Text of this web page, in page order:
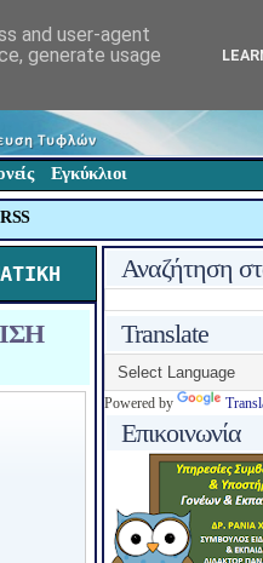
Εγκύκλιοι
RSS
Αναζήτηση
Translate
Powered by
Επικοινωνία
and user-agent
generate usage